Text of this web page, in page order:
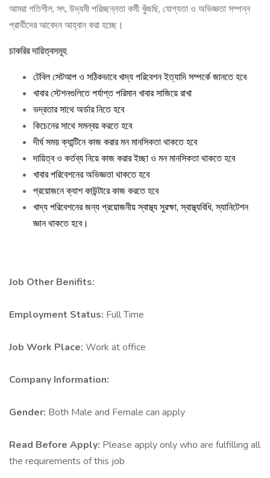
আমরা গতিশীল, সৎ, উদ্যমী পরিচ্ছন্নতা কর্মী খুঁজছি, যোগ্যতা ও অভিজ্ঞতা সম্পন্ন
প্রার্থীদের আবেদন আহ্বান করা হচ্ছে।
চাকরির দায়িত্বসমূহ
টেবিল সেটআপ ও সঠিকভাবে খাদ্য পরিবেশন ইত্যাদি সম্পর্কে জানতে হবে
খাবার স্টেশনগুলিতে পর্যাপ্ত পরিমান খাবার সাজিয়ে রাখা
ভদ্রতার সাথে অর্ডার নিতে হবে
কিচেনের সাথে সমন্বয় করতে হবে
দীর্ঘ সময় ক্যান্টিনে কাজ করার মন মানসিকতা থাকতে হবে
দায়িত্ব ও কর্তব্য নিয়ে কাজ করার ইচ্ছা ও মন মানসিকতা থাকতে হবে
খাবার পরিবেশনের অভিজ্ঞতা থাকতে হবে
প্রয়োজনে ক্যাশ কাউন্টারে কাজ করতে হবে
খাদ্য পরিবেশনের জন্য প্রয়োজনীয় স্বাস্থ্য সুরক্ষা, স্বাস্থ্যবিধি, স্যানিটেশন
জ্ঞান থাকতে হবে।
Job Other Benifits:
Employment Status: Full Time
Job Work Place: Work at office
Company Information:
Gender: Both Male and Female can apply
Read Before Apply: Please apply only who are fulfilling all
the requirements of this job